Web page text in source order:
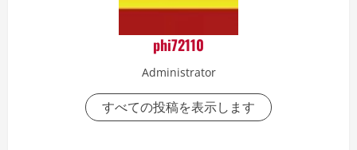
phi72110
Administrator
すべての投稿を表示します